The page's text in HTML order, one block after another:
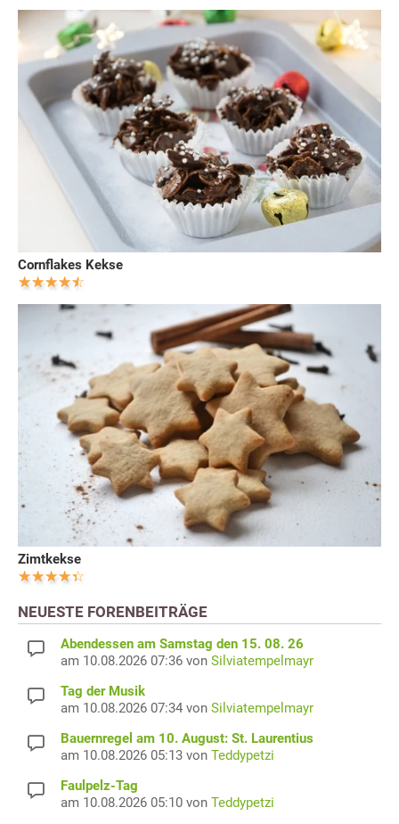
Cornflakes Kekse
Zimtkekse
NEUESTE FORENBEITRÄGE
Abendessen am Samstag den 15. 08. 26
am 10.08.2026 07:36 von Silviatempelmayr
Tag der Musik
am 10.08.2026 07:34 von Silviatempelmayr
Bauernregel am 10. August: St. Laurentius
am 10.08.2026 05:13 von Teddypetzi
Faulpelz-Tag
am 10.08.2026 05:10 von Teddypetzi